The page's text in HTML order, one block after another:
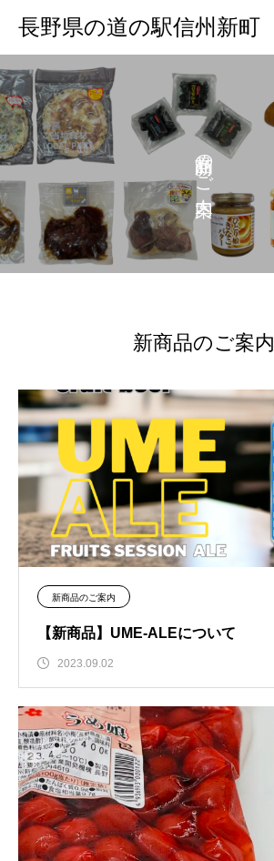
長野県の道の駅信州新町
の
ご
新商品のご案内
新商品のご案内
【新商品】UME-ALEについて
2023.09.02